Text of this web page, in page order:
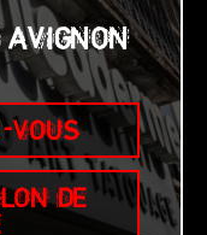
AVIGNON
VOUS
DE